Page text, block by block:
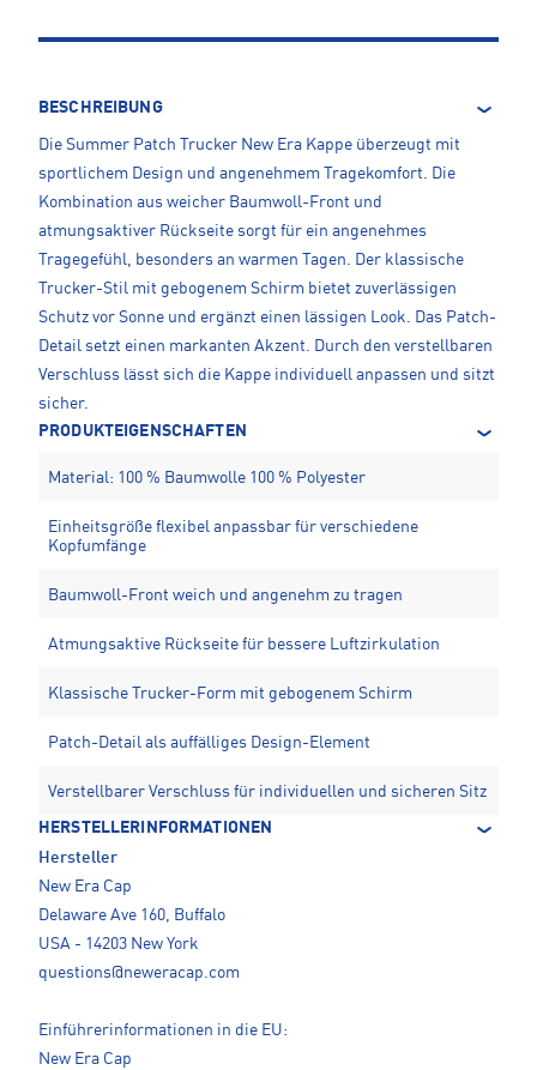
BESCHREIBUNG
Die Summer Patch Trucker New Era Kappe überzeugt mit
sportlichem Design und angenehmem Tragekomfort. Die
Kombination aus weicher Baumwoll-Front und
atmungsaktiver Rückseite sorgt für ein angenehmes
Tragegefühl, besonders an warmen Tagen. Der klassische
Trucker-Stil mit gebogenem Schirm bietet zuverlässigen
Schutz vor Sonne und ergänzt einen lässigen Look. Das Patch-
Detail setzt einen markanten Akzent. Durch den verstellbaren
Verschluss lässt sich die Kappe individuell anpassen und sitzt
sicher.
PRODUKTEIGENSCHAFTEN
Material: 100 % Baumwolle 100 % Polyester
Einheitsgröße flexibel anpassbar für verschiedene
Kopfumfänge
Baumwoll-Front weich und angenehm zu tragen
Atmungsaktive Rückseite für bessere Luftzirkulation
Klassische Trucker-Form mit gebogenem Schirm
Patch-Detail als auffälliges Design-Element
Verstellbarer Verschluss für individuellen und sicheren Sitz
HERSTELLERINFORMATIONEN
Hersteller
New Era Cap
Delaware Ave 160, Buffalo
USA - 14203 New York
questions@neweracap.com
Einführerinformationen in die EU:
New Era Cap